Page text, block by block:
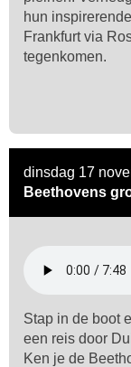
hun
Frankfurt via
tegenkomen.
dinsdag 17
Beethovens
Stap in de boot
een reis door
Ken je de